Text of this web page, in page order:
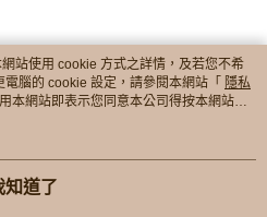
站使用 cookie 方式之詳情，及若您不希
腦的 cookie 設定，請參閱本網站「 隱私
本網站即表示您同意本公司得按本網站使
知道了